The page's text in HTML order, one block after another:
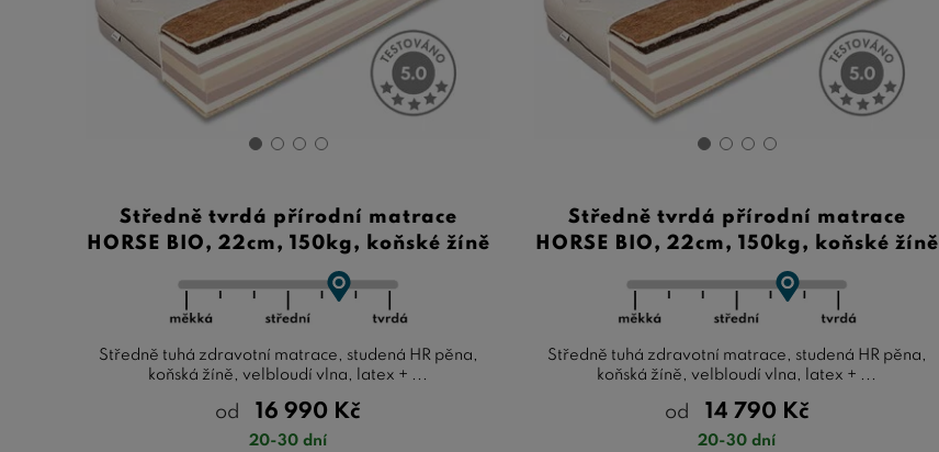
Středně tvrdá přírodní matrace
HORSE BIO, 22cm, 150kg, koňské žíně
Středně tuhá zdravotní matrace, studená HR pěna,
koňská žíně, velbloudí vlna, latex + ...
od 16 990 Kč
20-30 dní
Středně tvrdá přírodní matrace
HORSE BIO, 22cm, 150kg, koňské žíně
Středně tuhá zdravotní matrace, studená HR pěna,
koňská žíně, velbloudí vlna, latex + ...
od 14 790 Kč
20-30 dní